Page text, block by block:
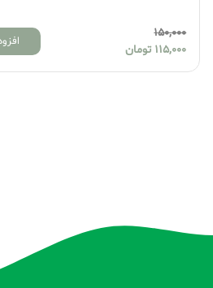
150,000
115,000 تومان